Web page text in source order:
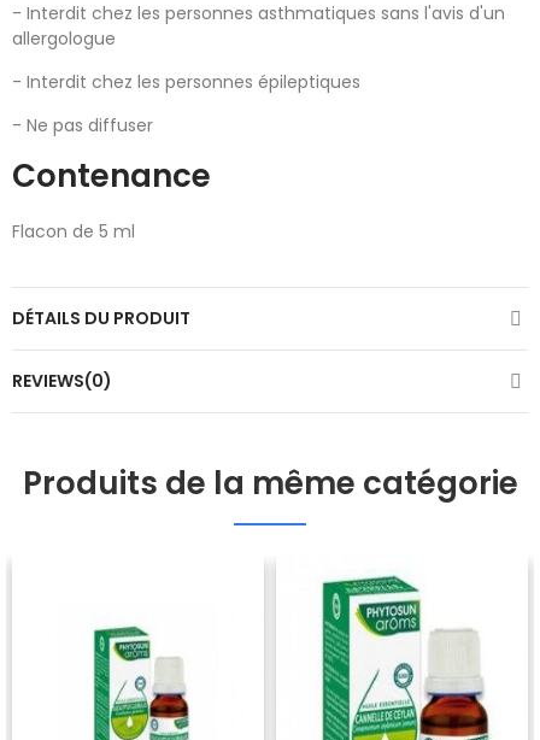
- Interdit chez les personnes asthmatiques sans l'avis d'un
allergologue
- Interdit chez les personnes épileptiques
- Ne pas diffuser
Contenance
Flacon de 5 ml
DÉTAILS DU PRODUIT
REVIEWS(0)
Produits de la même catégorie